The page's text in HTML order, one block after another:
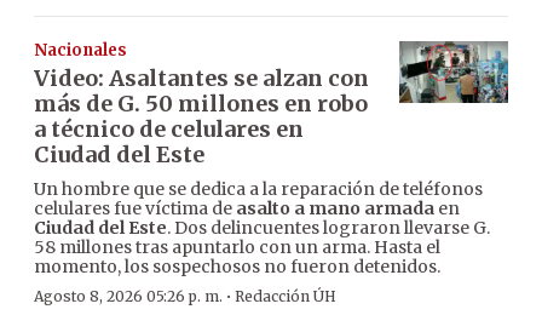
Nacionales
Video: Asaltantes se alzan con
más de G. 50 millones en robo
a técnico de celulares en
Ciudad del Este
Un hombre que se dedica a la reparación de teléfonos
celulares fue víctima de asalto a mano armada en
Ciudad del Este. Dos delincuentes lograron llevarse G.
58 millones tras apuntarlo con un arma. Hasta el
momento, los sospechosos no fueron detenidos.
Agosto 8, 2026 05:26 p. m. · Redacción ÚH